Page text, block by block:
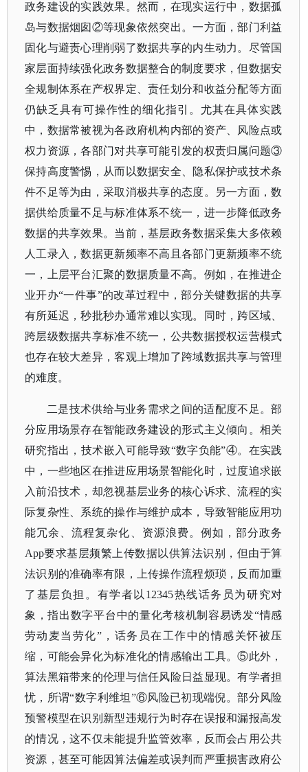
政务建设的实践效果。然而，在现实运行中，数据孤
岛与数据烟囱 ②等现象依然突出。一方面，部门利益
固化与避责心理削弱了数据共享的内生动力。尽管国
家层面持续强化政务数据整合的制度要求，但数据安
全规制体系在产权界定、责任划分和收益分配等方面
仍缺乏具有可操作性的细化指引。尤其在具体实践
中，数据常被视为各政府机构内部的资产、风险点或
权力资源，各部门对共享可能引发的权责归属问题③
保持高度警惕，从而以数据安全、隐私保护或技术条
件不足等为由，采取消极共享的态度。另一方面，数
据供给质量不足与标准体系不统一，进一步降低政务
数据的共享效果。当前，基层政务数据采集大多依赖
人工录入，数据更新频率不高且各部门更新频率不统
一，上层平台汇聚的数据质量不高。例如，在推进企
业开办“一件事”的改革过程中，部分关键数据的共享
有所延迟，秒批秒办通常难以实现。同时，跨区域、
跨层级数据共享标准不统一，公共数据授权运营模式
也存在较大差异，客观上增加了跨域数据共享与管理
的难度。
二是技术供给与业务需求之间的适配度不足。部
分应用场景存在智能政务建设的形式主义倾向。相关
研究指出，技术嵌入可能导致“数字负能”④。在实践
中，一些地区在推进应用场景智能化时，过度追求嵌
入前沿技术，却忽视基层业务的核心诉求、流程的实
际复杂性、系统的操作与维护成本，导致智能应用功
能冗余、流程复杂化、资源浪费。例如，部分政务
App要求基层频繁上传数据以供算法识别，但由于算
法识别的准确率有限，上传操作流程烦琐，反而加重
了基层负担。有学者以12345热线话务员为研究对
象，指出数字平台中的量化考核机制容易诱发“情感
劳动麦当劳化”，话务员在工作中的情感关怀被压
缩，可能会异化为标准化的情感输出工具。⑤此外，
算法黑箱带来的伦理与信任风险日益显现。有学者担
忧，所谓“数字利维坦 ”⑥风险已初现端倪。部分风险
预警模型在识别新型违规行为时存在误报和漏报高发
的情况，这不仅未能提升监管效率，反而会占用公共
资源，甚至可能因算法偏差或误判而严重损害政府公